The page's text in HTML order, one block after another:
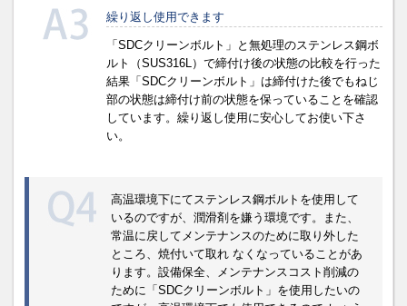
繰り返し使用できます
「SDCクリーンボルト」と無処理のステンレス鋼ボ
ルト（SUS316L）で締付け後の状態の比較を行った
結果「SDCクリーンボルト」は締付けた後でもねじ
部の状態は締付け前の状態を保っていることを確認
しています。繰り返し使用に安心してお使い下さ
い。
高温環境下にてステンレス鋼ボルトを使用して
いるのですが、潤滑剤を嫌う環境です。また、
常温に戻してメンテナンスのために取り外した
ところ、焼付いて取れ なくなっていることがあ
ります。設備保全、メンテナンスコスト削減の
ために「SDCクリーンボルト」を使用したいの